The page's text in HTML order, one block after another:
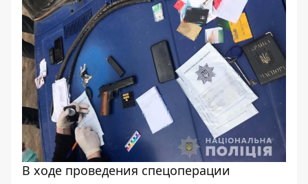
В ходе проведения спецоперации